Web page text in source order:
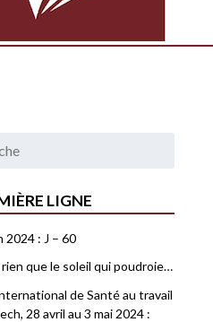
LIGNE
2024 : J – 60
rien que le soleil qui poudroie…
de Santé au travail
28 avril au 3 mai 2024 :